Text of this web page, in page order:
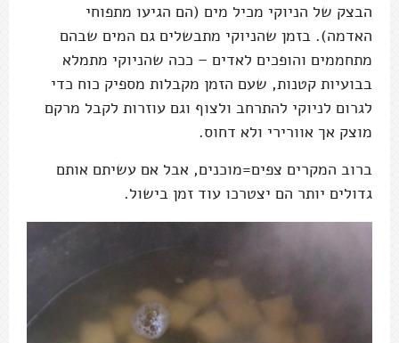
הבצק של הניוקי מכיל מים (הם הגיעו מתפוחי
האדמה). בזמן שהניוקי מתבשלים גם המים שבהם
מתחממים והופכים לאדים – ככה שהניוקי מתמלא
בבועיות קטנות, שעם הזמן מקבלות מספיק כוח כדי
לגרום לניוקי להתרחב ולצוף וגם עוזרות לקבל מרקם
מוצק אך אוורירי ולא דחוס.
ברוב המקרים צפים=מוכנים, אבל אם עשיתם אותם
גדולים יותר הם יצטרכו עוד זמן בישול.